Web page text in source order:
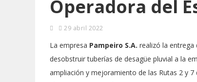
Operadora del
29 abril 2022
La empresa Pampeiro S.A. realizó la entrega
desobstruir tuberías de desagüe pluvial a la
ampliación y mejoramiento de las Rutas 2 y 7